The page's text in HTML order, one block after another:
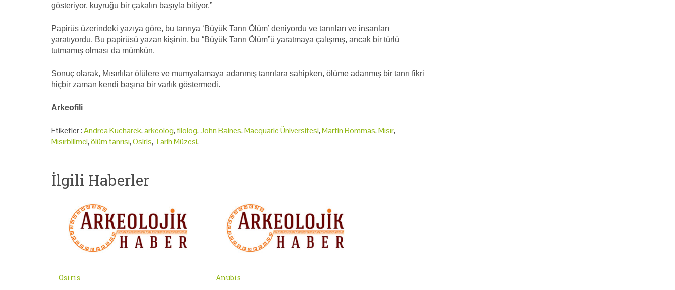
gösteriyor, kuyruğu bir çakalın başıyla bitiyor.”
Papirüs üzerindeki yazıya göre, bu tanrıya ‘Büyük Tanrı Ölüm’ deniyordu ve tanrıları ve insanları
yaratıyordu. Bu papirüsü yazan kişinin, bu “Büyük Tanrı Ölüm”ü yaratmaya çalışmış, ancak bir türlü
tutmamış olması da mümkün.
Sonuç olarak, Mısırlılar ölülere ve mumyalamaya adanmış tanrılara sahipken, ölüme adanmış bir tanrı fikri
hiçbir zaman kendi başına bir varlık göstermedi.
Arkeofili
Etiketler :Andrea Kucharek,arkeolog,filolog,John Baines,Macquarie Üniversitesi,Martin Bommas,Mısır,
Mısırbilimci,ölüm tanrısı,Osiris, Tarih Müzesi,
İlgili Haberler
Osiris Anubis